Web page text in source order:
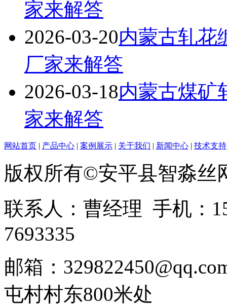
家来解答
2026-03-20内蒙古轧花
厂家来解答
2026-03-18内蒙古煤矿
家来解答
网站首页 | 产品中心 | 案例展示 | 关于我们 | 新闻中心 | 技术支持
版权所有©安平县智淼丝
联系人：曹经理 手机：
7693335
邮箱：
屯村村东800米处